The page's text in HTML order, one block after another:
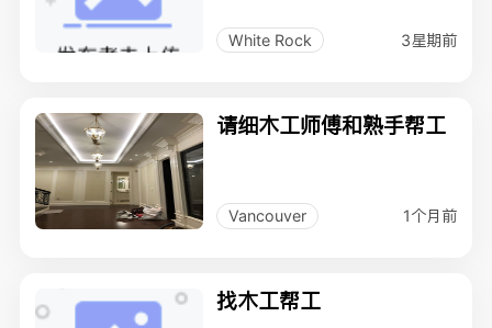
White Rock 3星期前
请细木工师傅和熟手帮工
Vancouver 1个月前
找木工帮工